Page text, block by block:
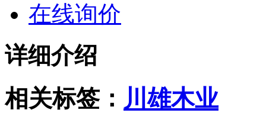
在线询价
详细介绍
相关标签： 川雄木业